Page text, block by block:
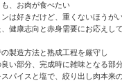
も、お肉が食べたい
ンは好きだけど、重くないほうが
、健康志向と赤身需要にお応えし
製造方法と熟成工程を厳守し
良い部分、完成時に雑味となる部
スパイスと塩で、絞り出し肉本来